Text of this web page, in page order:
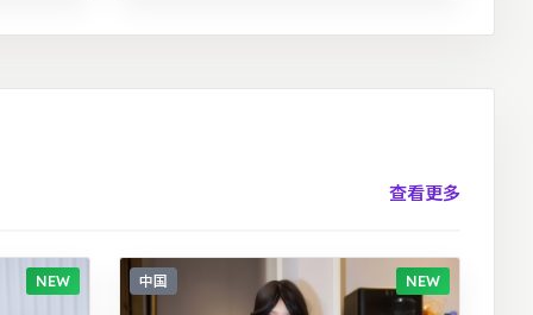
查看更多
NEW 中国 NEW